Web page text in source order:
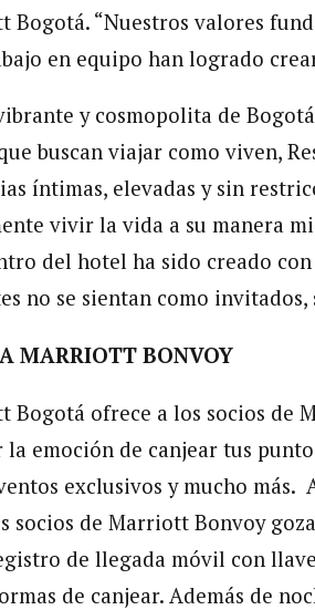
Bogotá. “Nuestros valores
en equipo han logrado
y cosmopolita de
buscan viajar como viven,
íntimas, elevadas y sin
vivir la vida a su manera
del hotel ha sido creado
no se sientan como invitados,
MARRIOTT BONVOY
Bogotá ofrece a los socios de
emoción de canjear tus
exclusivos y mucho
socios de Marriott Bonvoy
de llegada móvil con
de canjear. Además de